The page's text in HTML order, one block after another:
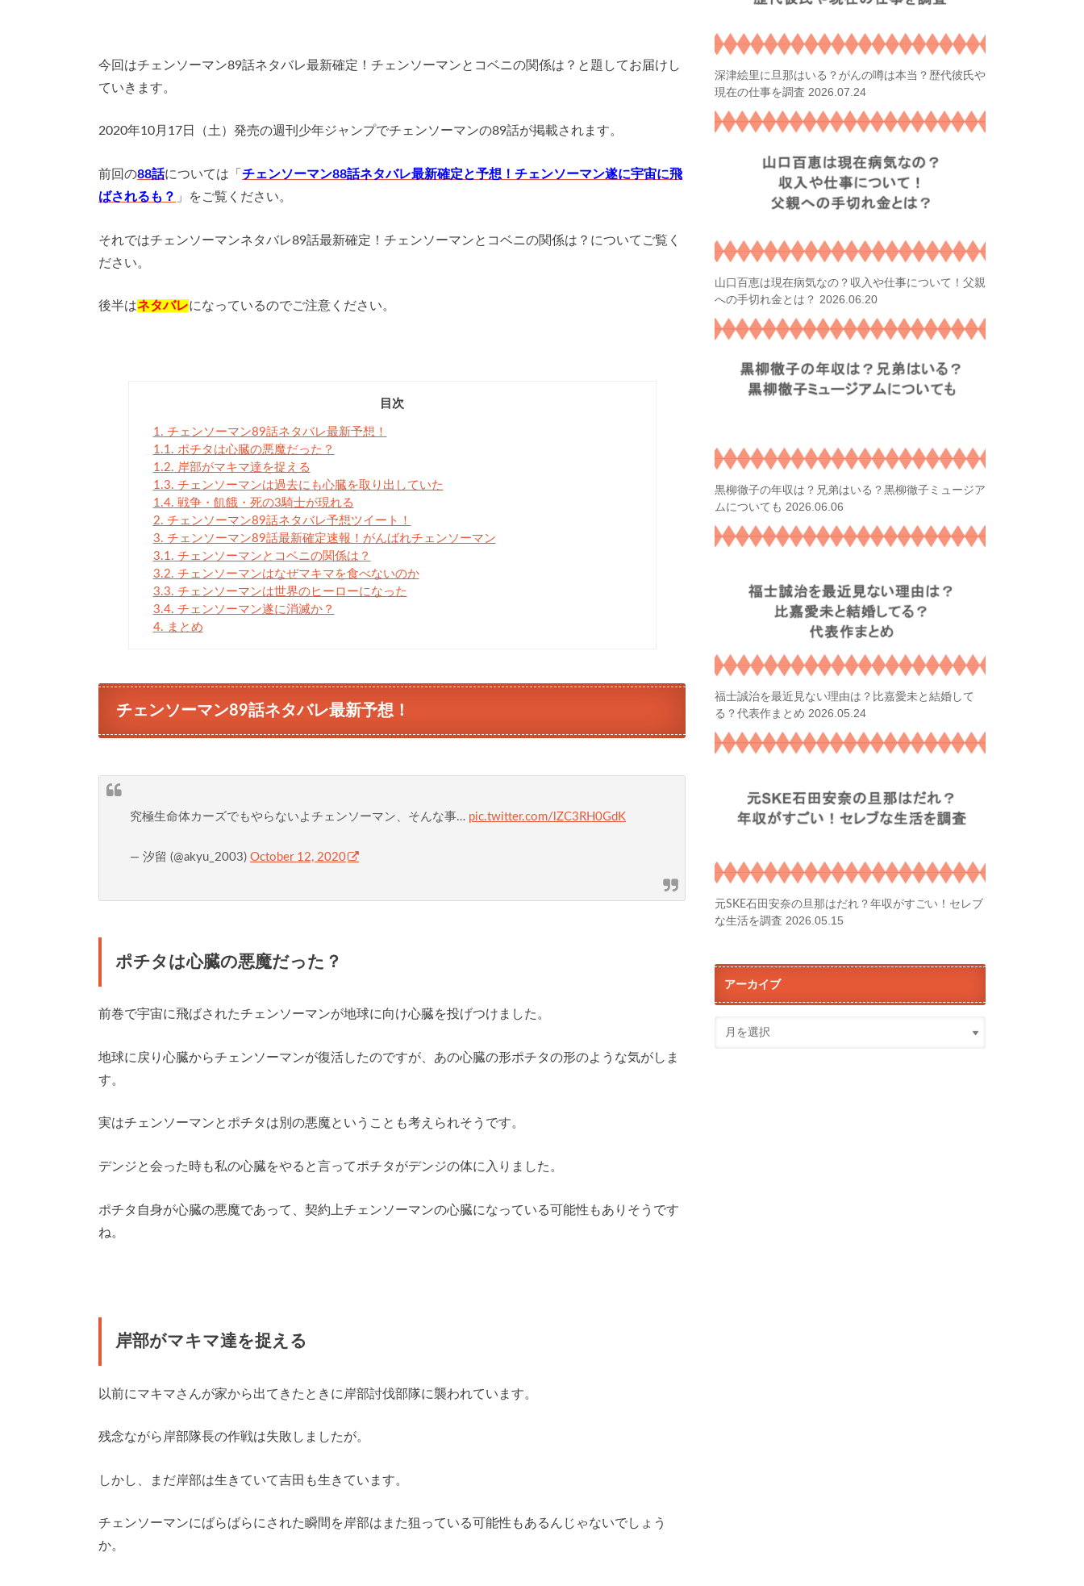
今回はチェンソーマン89話ネタバレ最新確定！チェンソーマンとコベニの関係は？と題してお届けし
ていきます。
2020年10月17日（土）発売の週刊少年ジャンプでチェンソーマンの89話が掲載されます。
前回の88話については「 チェンソーマン88話ネタバレ最新確定と予想！チェンソーマン遂に宇宙に飛
ばされるも？ 」をご覧ください。
それではチェンソーマンネタバレ89話最新確定！チェンソーマンとコベニの関係は？についてご覧く
ださい。
後半はネタバレになっているのでご注意ください。
目次
1. チェンソーマン89話ネタバレ最新予想！
1.1. ポチタは心臓の悪魔だった？
1.2. 岸部がマキマ達を捉える
1.3. チェンソーマンは過去にも心臓を取り出していた
1.4. 戦争・飢餓・死の3騎士が現れる
2. チェンソーマン89話ネタバレ予想ツイート！
3. チェンソーマン89話最新確定速報！がんばれチェンソーマン
3.1. チェンソーマンとコベニの関係は？
3.2. チェンソーマンはなぜマキマを食べないのか
3.3. チェンソーマンは世界のヒーローになった
3.4. チェンソーマン遂に消滅か？
4. まとめ
チェンソーマン89話ネタバレ最新予想！
究極生命体カーズでもやらないよチェンソーマン、そんな事… pic.twitter.com/lZC3RH0GdK
— 汐留 (@akyu_2003) October 12, 2020
ポチタは心臓の悪魔だった？
前巻で宇宙に飛ばされたチェンソーマンが地球に向け心臓を投げつけました。
地球に戻り心臓からチェンソーマンが復活したのですが、あの心臓の形ポチタの形のような気がしま
す。
実はチェンソーマンとポチタは別の悪魔ということも考えられそうです。
デンジと会った時も私の心臓をやると言ってポチタがデンジの体に入りました。
ポチタ自身が心臓の悪魔であって、契約上チェンソーマンの心臓になっている可能性もありそうです
ね。
岸部がマキマ達を捉える
以前にマキマさんが家から出てきたときに岸部討伐部隊に襲われています。
残念ながら岸部隊長の作戦は失敗しましたが。
しかし、まだ岸部は生きていて吉田も生きています。
チェンソーマンにばらばらにされた瞬間を岸部はまた狙っている可能性もあるんじゃないでしょう
か。
深津絵里に旦那はいる？がんの噂は本当？歴代彼氏や
現在の仕事を調査 2026.07.24
山口百恵は現在病気なの？収入や仕事について！父親
への手切れ金とは？ 2026.06.20
黒柳徹子の年収は？兄弟はいる？黒柳徹子ミュージア
ムについても 2026.06.06
福士誠治を最近見ない理由は？比嘉愛未と結婚して
る？代表作まとめ 2026.05.24
元SKE石田安奈の旦那はだれ？年収がすごい！セレブ
な生活を調査 2026.05.15
アーカイブ